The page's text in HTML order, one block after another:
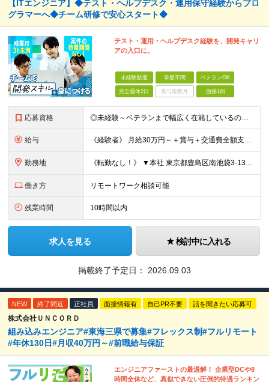
【ITエンジニア】◆テスト・ヘルプデスク・運用保守経験からプロ
グラマーへ◆チーム研修で安心スタート◆
テスト・運用・ヘルプデスク経験を、開発キャリ
アの入口に。
未経験歓迎 学歴不問 ベテランOK
完全週休2日 賞与複数月 面接1回
応募資格 ◎未経験～ベテランまで幅広く在籍しているので大丈夫！◎ ＼こんなアナタにピッタリです♪／ ◆IT業界で手に職を付けて活躍したい方 ◆サポート体制が整っている会社で働きたい方 ◆フラットな社風の会社で
給与 《経験者》 月給30万円～＋賞与＋交通費全額支給 《未経験者》 月給23万円～＋賞与＋交通費全額支給 ※上記月給には固定残業代（20時間分／《経験者》40,600円～《未経験者》31,100円～）
勤務地 《転勤なし！》 ▼本社 東京都豊島区南池袋3-13-8 ホウエイビル9F ▼開発拠点 東京都豊島区南池袋3-13-5 KJ南池袋ビル4階 【東京本社or首都圏の各プロジェクト先】 ▼各プロジェクト
働き方 リモートワーク相談可能
残業時間 10時間以内
求人を見る 検討中に入れる
掲載終了予定日： 2026.09.03
NEW 終了間近 正社員 面接情報有 自己PR不要 話を聞きたい応募可
株式会社ＵＮＣＯＲＤ
組み込みエンジニア#東海三県で募集#フレックス制#フルリモート
#年休130日#月収40万円～#前職給与保証
エンジニアファーストの最適解！ 企業型DCや8
時間全休など、真似できない圧倒的待遇ランキン